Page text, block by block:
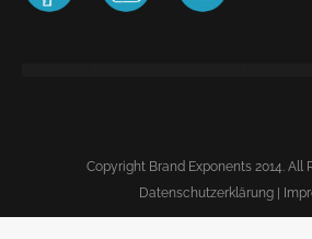
Copyright Brand Exponents 2014. All
Datenschutzerklärung |